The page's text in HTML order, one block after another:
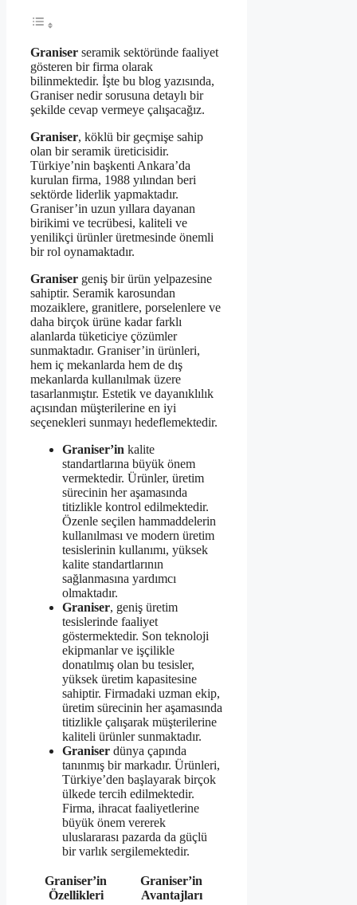
Graniser seramik sektöründe faaliyet
gösteren bir firma olarak
bilinmektedir. İşte bu blog yazısında,
Graniser nedir sorusuna detaylı bir
şekilde cevap vermeye çalışacağız.
Graniser, köklü bir geçmişe sahip
olan bir seramik üreticisidir.
Türkiye’nin başkenti Ankara’da
kurulan firma, 1988 yılından beri
sektörde liderlik yapmaktadır.
Graniser’in uzun yıllara dayanan
birikimi ve tecrübesi, kaliteli ve
yenilikçi ürünler üretmesinde önemli
bir rol oynamaktadır.
Graniser geniş bir ürün yelpazesine
sahiptir. Seramik karosundan
mozaiklere, granitlere, porselenlere ve
daha birçok ürüne kadar farklı
alanlarda tüketiciye çözümler
sunmaktadır. Graniser’in ürünleri,
hem iç mekanlarda hem de dış
mekanlarda kullanılmak üzere
tasarlanmıştır. Estetik ve dayanıklılık
açısından müşterilerine en iyi
seçenekleri sunmayı hedeflemektedir.
Graniser’in kalite
standartlarına büyük önem
vermektedir. Ürünler, üretim
sürecinin her aşamasında
titizlikle kontrol edilmektedir.
Özenle seçilen hammaddelerin
kullanılması ve modern üretim
tesislerinin kullanımı, yüksek
kalite standartlarının
sağlanmasına yardımcı
olmaktadır.
Graniser, geniş üretim
tesislerinde faaliyet
göstermektedir. Son teknoloji
ekipmanlar ve işçilikle
donatılmış olan bu tesisler,
yüksek üretim kapasitesine
sahiptir. Firmadaki uzman ekip,
üretim sürecinin her aşamasında
titizlikle çalışarak müşterilerine
kaliteli ürünler sunmaktadır.
Graniser dünya çapında
tanınmış bir markadır. Ürünleri,
Türkiye’den başlayarak birçok
ülkede tercih edilmektedir.
Firma, ihracat faaliyetlerine
büyük önem vererek
uluslararası pazarda da güçlü
bir varlık sergilemektedir.
Graniser’in
Özellikleri
Graniser’in
Avantajları